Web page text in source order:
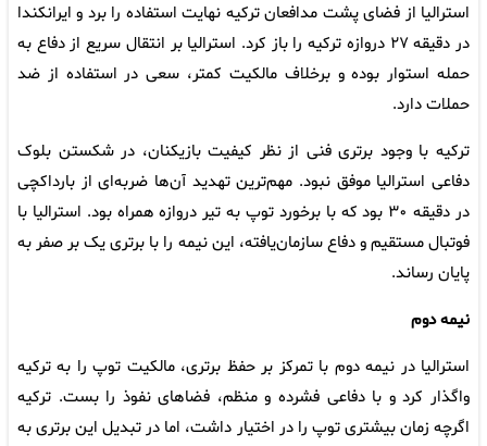
استرالیا از فضای پشت مدافعان ترکیه نهایت استفاده را برد و ایرانکندا
در دقیقه ۲۷ دروازه ترکیه را باز کرد. استرالیا بر انتقال سریع از دفاع به
حمله استوار بوده و برخلاف مالکیت کمتر، سعی در استفاده از ضد
حملات دارد.
ترکیه با وجود برتری فنی از نظر کیفیت بازیکنان، در شکستن بلوک
دفاعی استرالیا موفق نبود. مهم‌ترین تهدید آن‌ها ضربه‌ای از بارداکچی
در دقیقه ۳۰ بود که با برخورد توپ به تیر دروازه همراه بود. استرالیا با
فوتبال مستقیم و دفاع سازمان‌یافته، این نیمه را با برتری یک بر صفر به
پایان رساند.
نیمه دوم
استرالیا در نیمه دوم با تمرکز بر حفظ برتری، مالکیت توپ را به ترکیه
واگذار کرد و با دفاعی فشرده و منظم، فضاهای نفوذ را بست. ترکیه
اگرچه زمان بیشتری توپ را در اختیار داشت، اما در تبدیل این برتری به